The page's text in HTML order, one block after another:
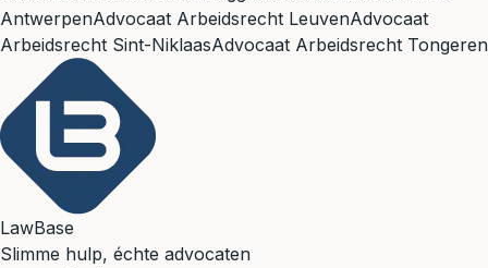
AntwerpenAdvocaat Arbeidsrecht LeuvenAdvocaat
Arbeidsrecht Sint-NiklaasAdvocaat Arbeidsrecht Tongeren
LawBase
Slimme hulp, échte advocaten